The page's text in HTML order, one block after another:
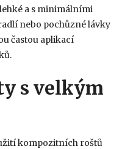
a s minimálními
nebo pochůzné lávky
častou aplikací
s velkým
kompozitních roštů